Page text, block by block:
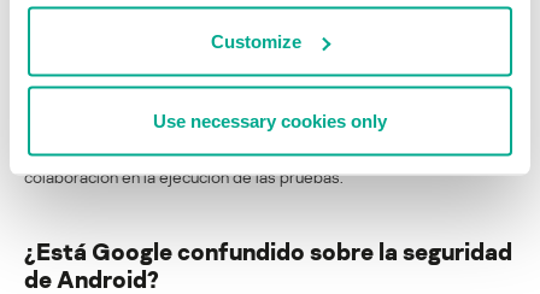
Customize
Use necessary cookies only
Un agradecimiento especial a mi colega Roel Schouwenberg por su
colaboración en la ejecución de las pruebas.
¿Está Google confundido sobre la seguridad
de Android?